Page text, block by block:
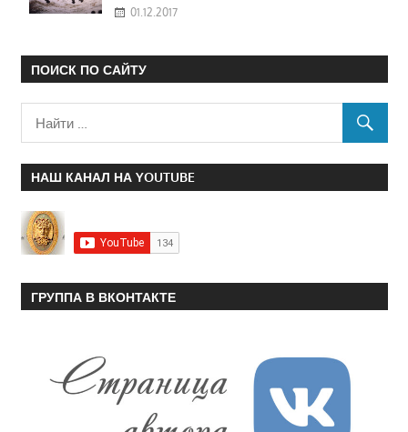
01.12.2017
ПОИСК ПО САЙТУ
НАШ КАНАЛ НА YOUTUBE
ГРУППА В ВКОНТАКТЕ